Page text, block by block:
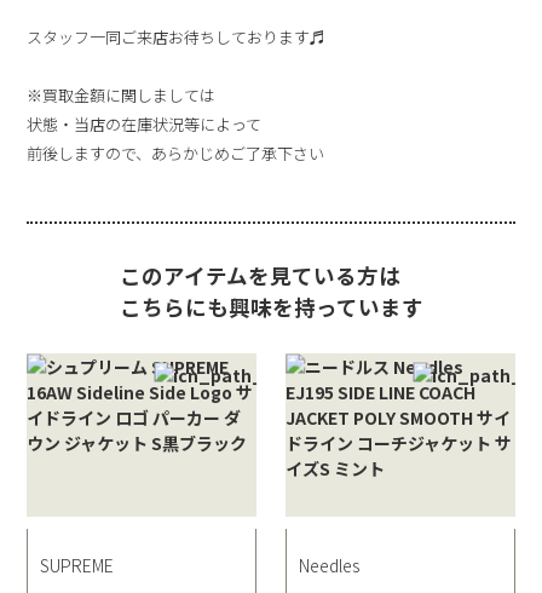
スタッフ一同ご来店お待ちしております♬
※買取金額に関しましては
状態・当店の在庫状況等によって
前後しますので、あらかじめご了承下さい
このアイテムを見ている方は
こちらにも興味を持っています
SUPREME Needles